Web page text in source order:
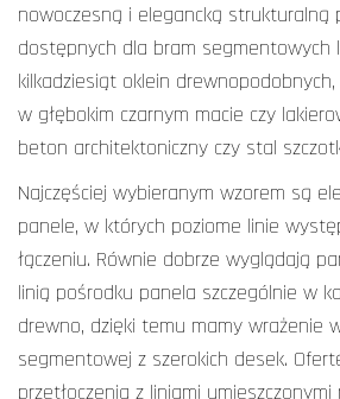
nowoczesną i elegancką strukturalną
dostępnych dla bram segmentowych
kilkadziesiąt oklein
w głębokim czarnym macie czy
beton architektoniczny czy stal
Najczęściej wybieranym wzorem są
panele, w których poziome linie
łączeniu. Równie dobrze wyglądają
linią pośrodku panela szczególnie w
drewno, dzięki temu mamy wrażenie
segmentowej z szerokich desek.
przetłoczenia z liniami